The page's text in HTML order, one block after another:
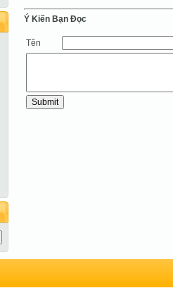
Ý Kiến Bạn Ðọc
Tên